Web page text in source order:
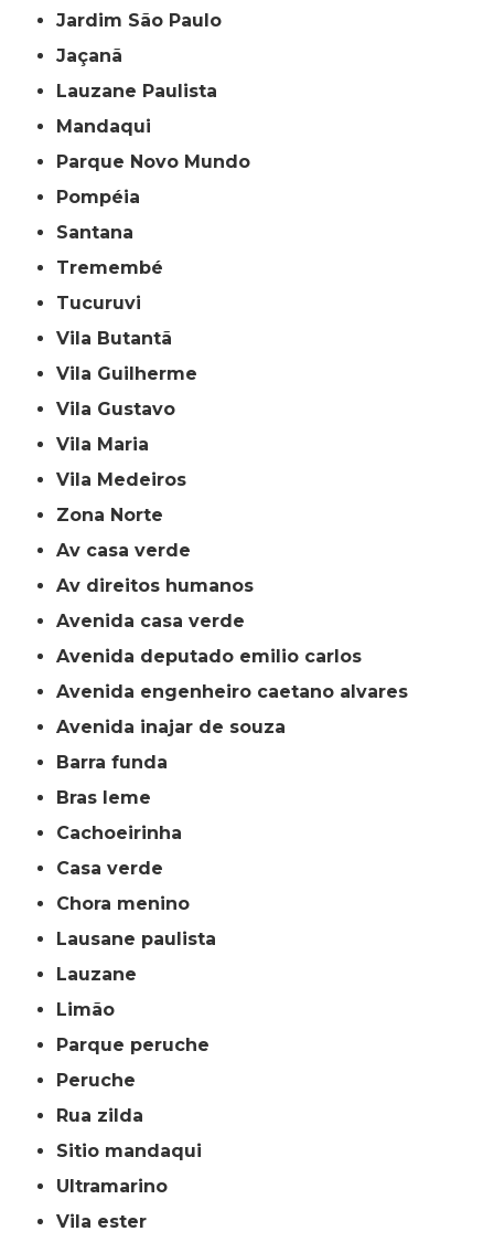
Jardim São Paulo
Jaçanã
Lauzane Paulista
Mandaqui
Parque Novo Mundo
Pompéia
Santana
Tremembé
Tucuruvi
Vila Butantã
Vila Guilherme
Vila Gustavo
Vila Maria
Vila Medeiros
Zona Norte
av casa verde
av direitos humanos
avenida casa verde
avenida deputado emilio carlos
avenida engenheiro caetano alvares
avenida inajar de souza
barra funda
bras leme
cachoeirinha
casa verde
chora menino
lausane paulista
lauzane
limão
parque peruche
peruche
rua zilda
sitio mandaqui
ultramarino
vila ester